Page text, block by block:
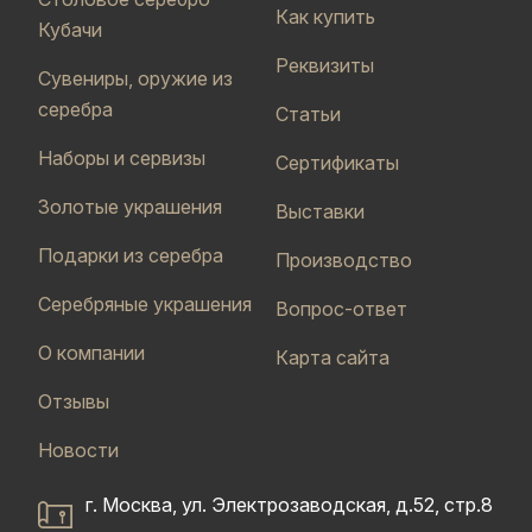
Кубачи
Сувениры, оружие из
серебра
Наборы и сервизы
Золотые украшения
Подарки из серебра
Серебряные украшения
О компании
Отзывы
Новости
Как купить
Реквизиты
Статьи
Сертификаты
Выставки
Производство
Вопрос-ответ
Карта сайта
г. Москва, ул. Электрозаводская, д.52, стр.8